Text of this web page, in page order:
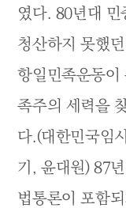
였다. 80년대
청산하지 못했
항일민족운동이
족주의 세력을
다.(대한민국임
기, 윤대원) 87
법통론이 포함